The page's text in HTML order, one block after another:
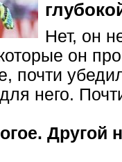
Нет, он
он
почти
него.
Другой